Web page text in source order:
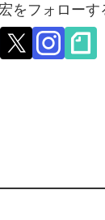
をフォローす